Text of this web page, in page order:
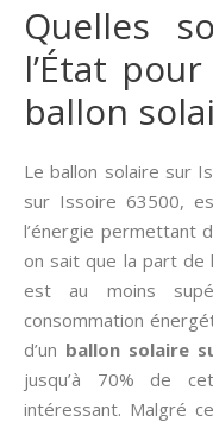
Quelles
l’État
ballon
Le ballon solaire sur
sur Issoire 63500,
l’énergie permettant
on sait que la part de
est au moins
consommation
d’un ballon solaire
jusqu’à 70% de
intéressant. Malgré